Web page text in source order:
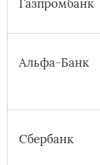
Газпромбанк
Альфа-Банк
Сбербанк